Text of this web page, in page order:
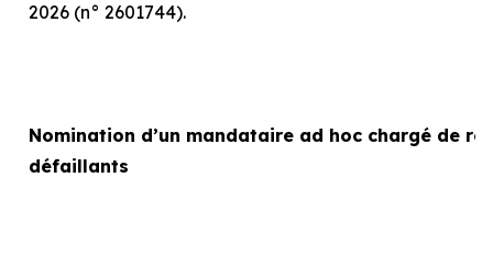
2026 (n° 2601744).
Nomination d’un mandataire ad hoc chargé de
défaillants